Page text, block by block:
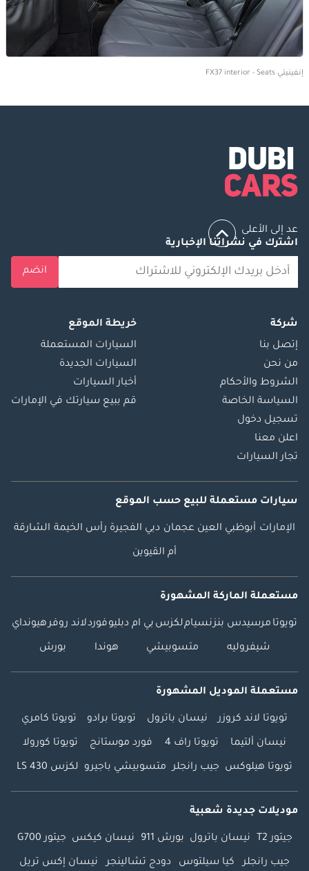
إنفينيتي FX37 interior - Seats
عد إلى الأعلى
اشترك في نشراتنا الإخبارية
انضم
شركة
إتصل بنا
من نحن
الشروط والأحكام
السياسة الخاصة
تسجيل دخول
اعلن معنا
تجار السيارات
خريطة الموقع
السيارات المستعملة
السيارات الجديدة
أخبار السيارات
قم ببيع سيارتك في الإمارات
سيارات مستعملة للبيع حسب الموقع
الإمارات أبوظبي العين عجمان دبي الفجيرة رأس الخيمة الشارقة
أم القيوين
مستعملة الماركة المشهورة
تويوتا مرسيدس بنزنسياملكزس بي ام دبليوفوردلاند روفرهيونداي
شيفروليه متسوبيشي هوندا بورش
مستعملة الموديل المشهورة
تويوتا لاند كروزر نيسان باترول تويوتا برادو تويوتا كامري
نيسان ألتيما تويوتا راف 4 فورد موستانج تويوتا كورولا
تويوتا هيلوكس جيب رانجلر متسوبيشي باجيرو لكزس LS 430
موديلات جديدة شعبية
جيتور T2 نيسان باترول بورش 911 نيسان كيكس جيتور G700
جيب رانجلر كيا سيلتوس دودج تشالينجر نيسان إكس تريل